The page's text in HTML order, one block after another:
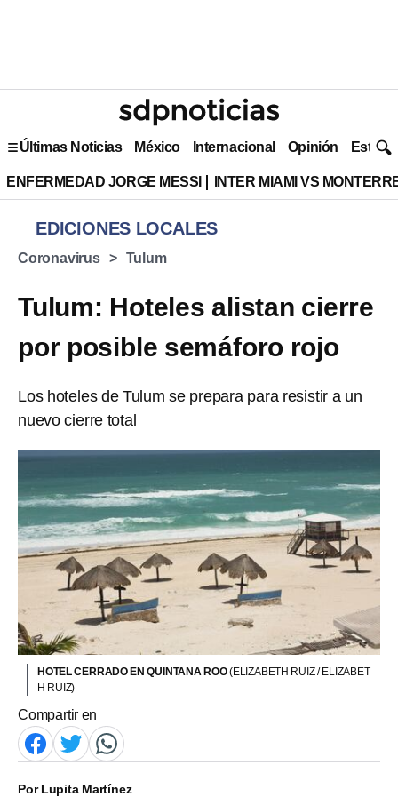
Últimas Noticias México Internacional Opinión Estilo
ENFERMEDAD JORGE MESSI INTER MIAMI VS
EDICIONES LOCALES
Coronavirus Tulum
Tulum: Hoteles alistan cierre
por posible semáforo rojo
Los hoteles de Tulum se prepara para resistir a un
nuevo cierre total
HOTEL CERRADO EN QUINTANA ROO(ELIZABETH RUIZ / ELIZABET
H RUIZ)
Compartir en
PorLupita Martínez